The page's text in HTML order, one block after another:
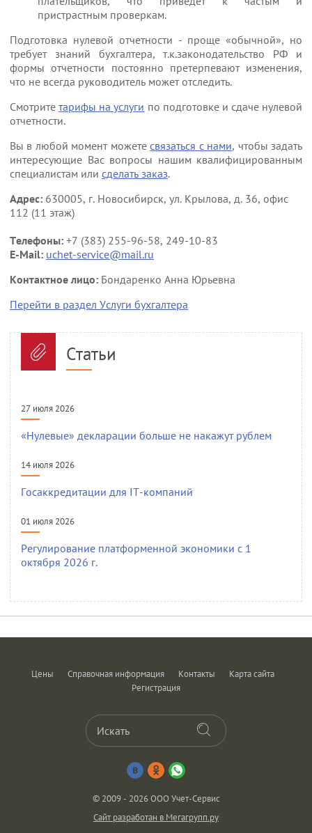
пристрастным проверкам.
Подготовка нулевой отчетности - проще «обычной», но
требует знаний бухгалтера, т.к.законодательство РФ и
формы отчетности постоянно претерпевают изменения,
что не всегда руководитель может отследить.
Смотритетарифы на услуги по подготовке и сдаче нулевой
отчетности.
Вы в любой момент можетесвязаться с нами, чтобы задать
интересующие Вас вопросы нашим квалифицированным
специалистам или сделать заказ.
Адрес: 630005, г. Новосибирск, ул. Крылова, д. 36, офис
112 (11 этаж)
Телефоны: +7 (383) 255-96-58, 249-10-83
E-Mail: uchet-service@mail.ru
Контактное лицо: Бондаренко Анна Юрьевна
Перейти в раздел Услуги бухгалтера
Статьи
27 июля 2026
«Нулевые» декларации больше не накажут рублем
14 июля 2026
Госаккредитации для IT-компаний
01 июля 2026
Регулирование платформенной экономики с 1
октября 2026 г.
Цены Справочная информация Контакты
Карта сайта
Регистрация
© 2009 - 2026 ООО Учет-Сервис
Сайт разработан в Мегагрупп.ру